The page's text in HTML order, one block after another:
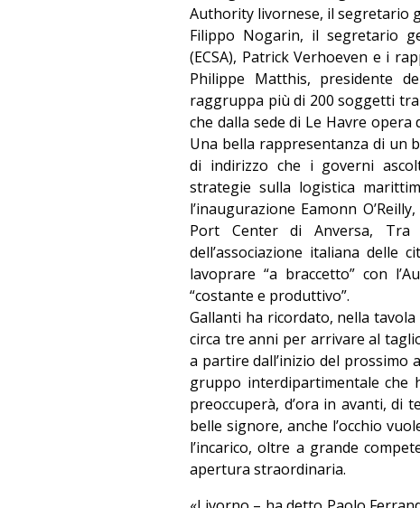
Authority livornese, il segretario
Filippo Nogarin, il segretario
(ECSA), Patrick Verhoeven e i
Philippe Matthis, presidente
raggruppa più di 200 soggetti
che dalla sede di Le Havre
Una bella rappresentanza di un
di indirizzo che i governi
strategie sulla logistica
l’inaugurazione Eamonn
Port Center di Anversa,
dell’associazione italiana
lavoprare “a braccetto” con
“costante e produttivo”.
Gallanti ha ricordato, nella
circa tre anni per arrivare al
a partire dall’inizio del
gruppo interdipartimentale che
preoccuperà, d’ora in avanti, di
belle signore, anche l’occhio
l’incarico, oltre a grande
apertura straordinaria.